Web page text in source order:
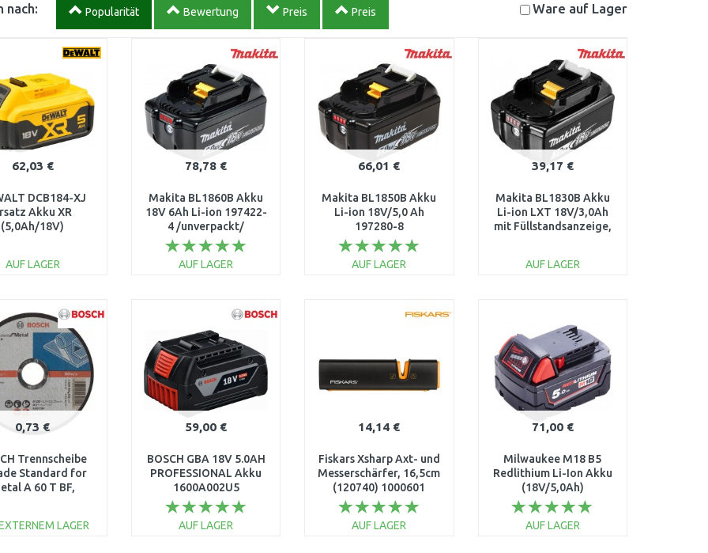
nach: Popularität Bewertung Preis Preis Ware auf Lager
62,03 €
DCB184-XJ
Akku XR
(5,0Ah/18V)
AUF LAGER
Vergleichen
78,78 €
Makita BL1860B Akku
18V 6Ah Li-ion 197422-
4 /unverpackt/
AUF LAGER
Vergleichen
66,01 €
Makita BL1850B Akku
Li-ion 18V/5,0 Ah
197280-8
AUF LAGER
39,17 €
Makita BL1830B Akku
Li-ion LXT 18V/3,0Ah
mit Füllstandsanzeige,
AUF LAGER
Vergleichen
0,73 €
Trennscheibe
Standard for
A 60 T BF,
LAGER
59,00 €
BOSCH GBA 18V 5.0AH
PROFESSIONAL Akku
1600A002U5
AUF LAGER
14,14 €
Fiskars Xsharp Axt- und
Messerschärfer, 16,5cm
(120740) 1000601
AUF LAGER
71,00 €
Milwaukee M18 B5
Redlithium Li-Ion Akku
(18V/5,0Ah)
4932430483
AUF LAGER